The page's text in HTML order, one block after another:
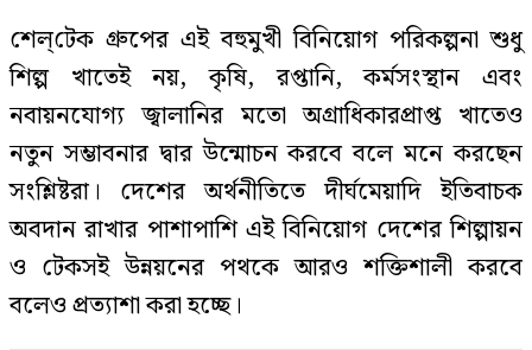
শেল্‌টেক গ্রুপের এই বহুমুখী বিনিয়োগ পরিকল্পনা শুধু
শিল্প খাতেই নয়, কৃষি, রপ্তানি, কর্মসংস্থান এবং
নবায়নযোগ্য জ্বালানির মতো অগ্রাধিকারপ্রাপ্ত খাতেও
নতুন সম্ভাবনার দ্বার উন্মোচন করবে বলে মনে করছেন
সংশ্লিষ্টরা। দেশের অর্থনীতিতে দীর্ঘমেয়াদি ইতিবাচক
অবদান রাখার পাশাপাশি এই বিনিয়োগ দেশের শিল্পায়ন
ও টেকসই উন্নয়নের পথকে আরও শক্তিশালী করবে
বলেও প্রত্যাশা করা হচ্ছে।